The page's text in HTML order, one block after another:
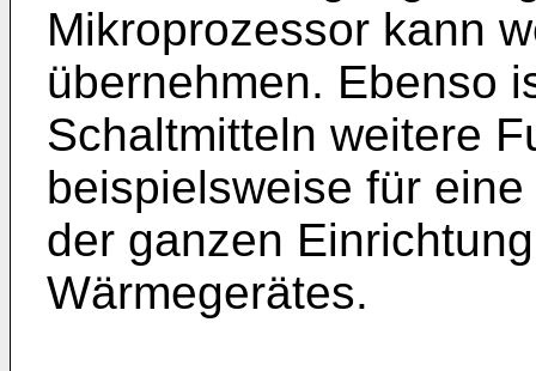
Mikroprozessor kann
übernehmen. Ebenso
Schaltmitteln weitere
beispielsweise für
der ganzen
Wärmegerätes.